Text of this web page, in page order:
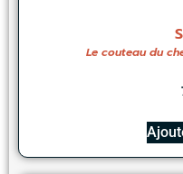
Le couteau du